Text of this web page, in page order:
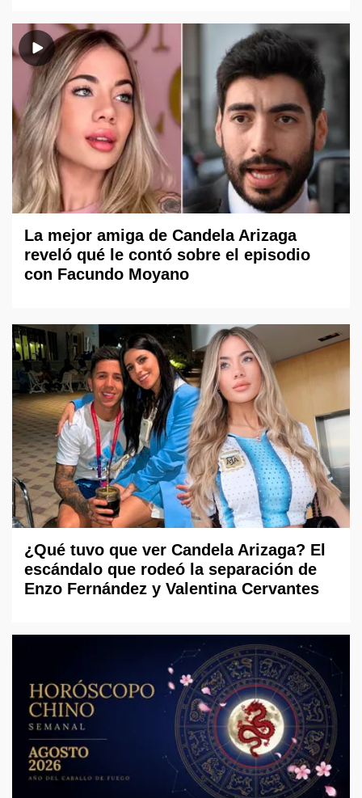
La mejor amiga de Candela Arizaga
reveló qué le contó sobre el episodio
con Facundo Moyano
¿Qué tuvo que ver Candela Arizaga? El
escándalo que rodeó la separación de
Enzo Fernández y Valentina Cervantes